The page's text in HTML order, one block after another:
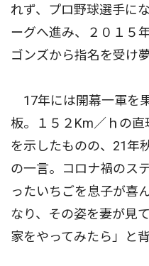
れず、プロ野球選手に
ーグへ進み、２０１５
ゴンズから指名を受け
17年には開幕一軍を
板。１５２Km／ｈの
を示したものの、21年
の一言。コロナ禍のス
ったいちごを息子が喜
なり、その姿を妻が見
家をやってみたら」と